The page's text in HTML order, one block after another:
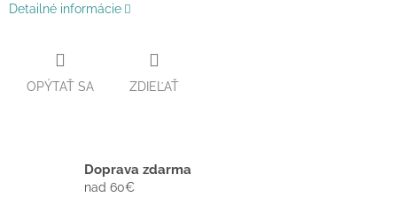
Detailné informácie
OPÝTAŤ SA ZDIEĽAŤ
Doprava zdarma
nad 60€